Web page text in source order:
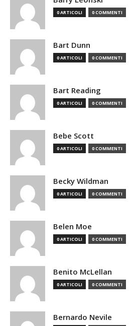
0 ARTICOLI 0 COMMENTI
Bart Dunn
0 ARTICOLI 0 COMMENTI
Bart Reading
0 ARTICOLI 0 COMMENTI
Bebe Scott
0 ARTICOLI 0 COMMENTI
Becky Wildman
0 ARTICOLI 0 COMMENTI
Belen Moe
0 ARTICOLI 0 COMMENTI
Benito McLellan
0 ARTICOLI 0 COMMENTI
Bernardo Nevile